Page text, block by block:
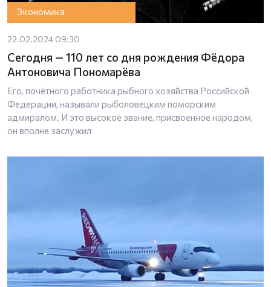
Экономика
22.02.2024 09:30
Сегодня — 110 лет со дня рождения Фёдора
Антоновича Пономарёва
Его, почётного работника рыбного хозяйства Российской
Федерации, называли рыболовецким поморским
адмиралом. И это высокое звание, присвоенное народом,
он вполне заслужил